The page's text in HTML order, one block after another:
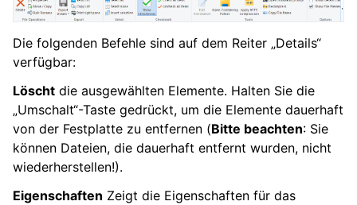
Die folgenden Befehle sind auf dem Reiter „Details“
verfügbar:
Löscht die ausgewählten Elemente. Halten Sie die
„Umschalt“-Taste gedrückt, um die Elemente dauerhaft
von der Festplatte zu entfernen (Bitte beachten: Sie
können Dateien, die dauerhaft entfernt wurden, nicht
wiederherstellen!).
Eigenschaften Zeigt die Eigenschaften für das